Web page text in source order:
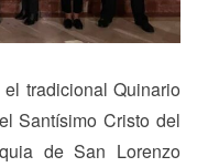
tradicional Quinario
Santísimo Cristo del
de San Lorenzo